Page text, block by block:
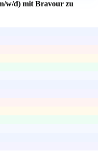
w/d) mit Bravour zu